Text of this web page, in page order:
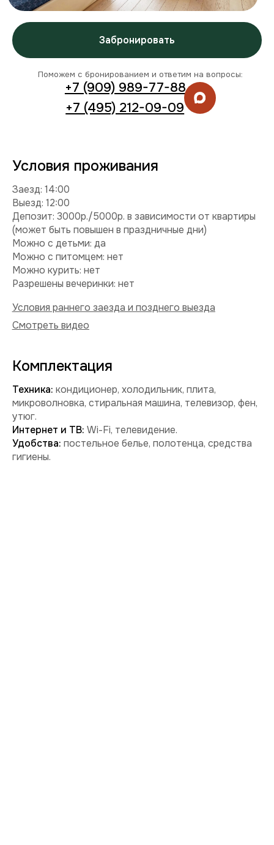
Заезд: 14:00
Депозит: 3000р./5000р. в зависимости от квартиры
(может быть повышен в праздничные дни)
Можно с детьми: да
Можно с питомцем: нет
Разрешены вечеринки: нет
Техника:
микроволновка, стиральная машина, телевизор, фен,
Интернет и ТВ:Wi-Fi, телевидение.
Удобства:постельное белье, полотенца, средства
гигиены.
Условия раннего заезда и позднего выезда
Смотреть видео